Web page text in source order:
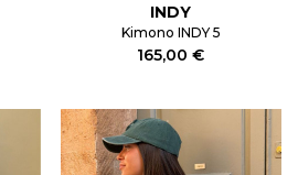
INDY
Kimono INDY 5
165,00 €